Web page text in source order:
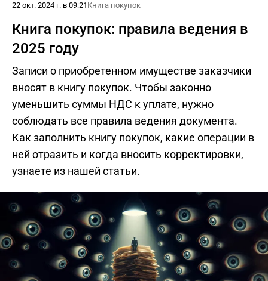
22 окт. 2024 г. в 09:21 Книга покупок
Книга покупок: правила ведения в
2025 году
Записи о приобретенном имуществе заказчики
вносят в книгу покупок. Чтобы законно
уменьшить суммы НДС к уплате, нужно
соблюдать все правила ведения документа.
Как заполнить книгу покупок, какие операции в
ней отразить и когда вносить корректировки,
узнаете из нашей статьи.